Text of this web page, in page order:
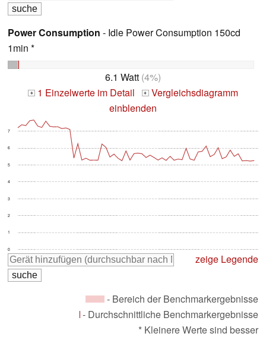
Power Consumption - Idle Power Consumption 150cd
1min *
6.1 Watt (4%)
+ 1 Einzelwerte im Detail + Vergleichsdiagramm
einblenden
0
1
2
3
4
5
6
7
zeige Legende
- Bereich der Benchmarkergebnisse
- Durchschnittliche Benchmarkergebnisse
* Kleinere Werte sind besser